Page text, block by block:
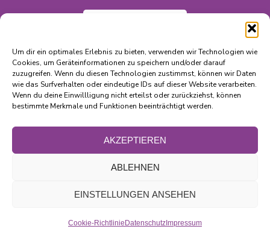
Um dir ein optimales Erlebnis zu bieten, verwenden wir Technologien wie
Cookies, um Geräteinformationen zu speichern und/oder darauf
zuzugreifen. Wenn du diesen Technologien zustimmst, können wir Daten
wie das Surfverhalten oder eindeutige IDs auf dieser Website verarbeiten.
Wenn du deine Einwillligung nicht erteilst oder zurückziehst, können
bestimmte Merkmale und Funktionen beeinträchtigt werden.
AKZEPTIEREN
ABLEHNEN
EINSTELLUNGEN ANSEHEN
Cookie-Richtlinie Datenschutz Impressum
© FAmOs 2026